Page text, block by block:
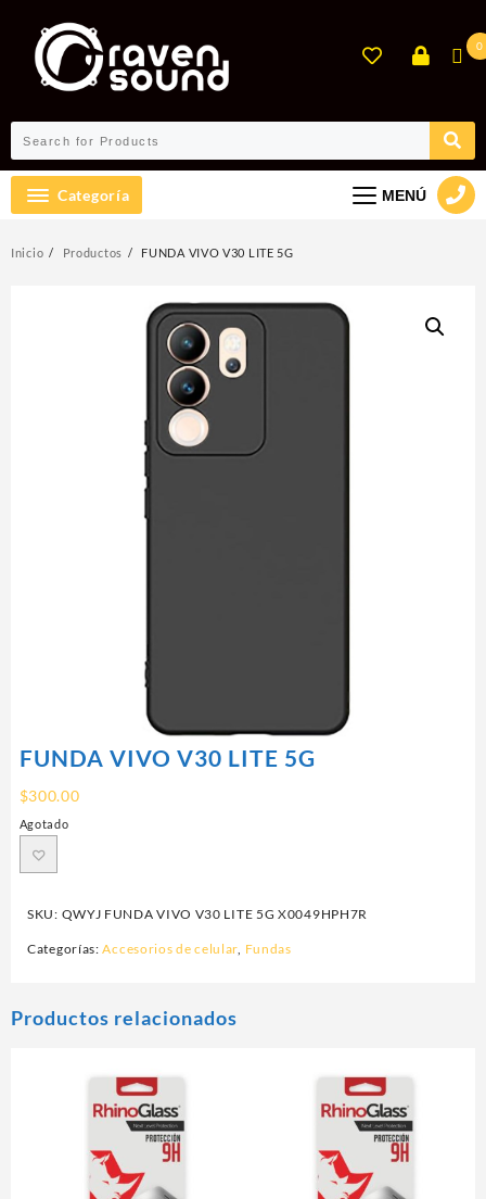
contenido
0
Categoría MENÚ
Inicio Productos FUNDA VIVO V30 LITE 5G
FUNDA VIVO V30 LITE 5G
$300.00
Agotado
SKU: QWYJ FUNDA VIVO V30 LITE 5G X0049HPH7R
Categorías:Accesorios de celular, Fundas
Productos relacionados